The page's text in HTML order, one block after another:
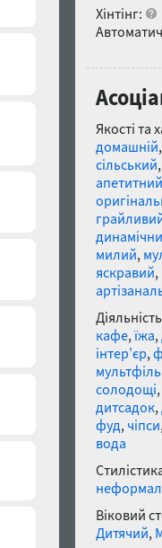
Хінтінг:
Якості та
домашній
сільський
апетитний
милий,
яскравий,
кафе,їжа,
інтер'єр,
солодощі,
дитсадок,
фуд, чіпси
вода
Віковий
Дитячий,